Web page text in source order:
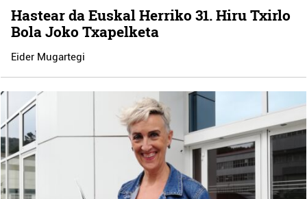
Hastear da Euskal Herriko 31. Hiru Txirlo
Bola Joko Txapelketa
Eider Mugartegi